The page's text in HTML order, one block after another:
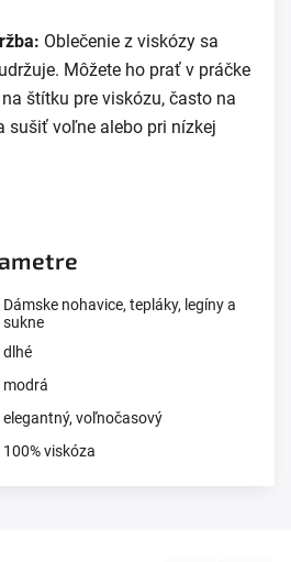
Oblečenie z viskózy sa
Môžete ho prať v práčke
štítku pre viskózu, často na
sušiť voľne alebo pri nízkej
Dámske nohavice, tepláky, legíny a
sukne
dlhé
modrá
elegantný, voľnočasový
100% viskóza